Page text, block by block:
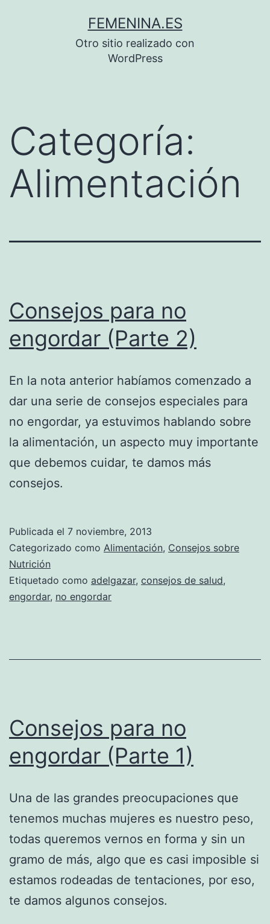
FEMENINA.ES
Otro sitio realizado con
WordPress
Categoría:
Alimentación
Consejos para no
engordar (Parte 2)
En la nota anterior habíamos comenzado a
dar una serie de consejos especiales para
no engordar, ya estuvimos hablando sobre
la alimentación, un aspecto muy importante
que debemos cuidar, te damos más
consejos.
Publicada el 7 noviembre, 2013
Categorizado como Alimentación, Consejos sobre
Nutrición
Etiquetado como adelgazar, consejos de salud,
engordar, no engordar
Consejos para no
engordar (Parte 1)
Una de las grandes preocupaciones que
tenemos muchas mujeres es nuestro peso,
todas queremos vernos en forma y sin un
gramo de más, algo que es casi imposible si
estamos rodeadas de tentaciones, por eso,
te damos algunos consejos.